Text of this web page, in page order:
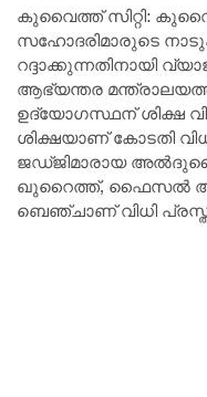
കുവൈത്ത് സിറ്റി:
സഹോദരിമാരുടെ
റദ്ദാക്കുന്നതിനായി
ആഭ്യന്തര
ഉദ്യോഗസ്ഥന് ശിക്ഷ
ശിക്ഷയാണ് കോടതി
ജഡ്ജിമാരായ
ഖുറൈത്ത്, ഫൈസൽ
ബെഞ്ചാണ് വിധി